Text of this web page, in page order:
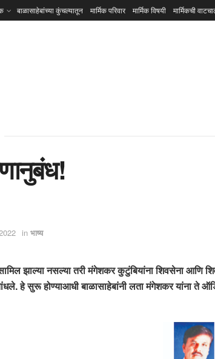
बाळासाहेबांच्या कुंचल्यातून मार्मिक परिवार मार्मिक विषयी मार्मिकची
in भाष्य
झाल्या नसल्या तरी मंगेशकर कुटुंबियांना शिवसेना
हे सुरू होण्याआधी बाळासाहेबांनी लता मंगेशकर यांना